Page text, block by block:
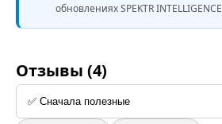
обновлениях SPEKTR INTELLIGENCE
Отзывы (4)